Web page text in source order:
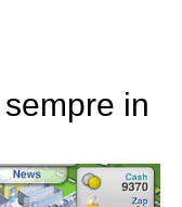
in